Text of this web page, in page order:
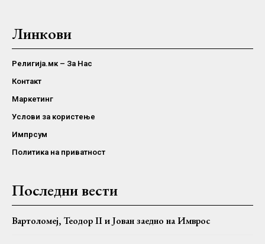
Линкови
Религија.мк – За Нас
Контакт
Маркетинг
Услови за користење
Импрсум
Политика на приватност
Последни вести
Вартоломеј, Теодор II и Јован заедно на Имврос